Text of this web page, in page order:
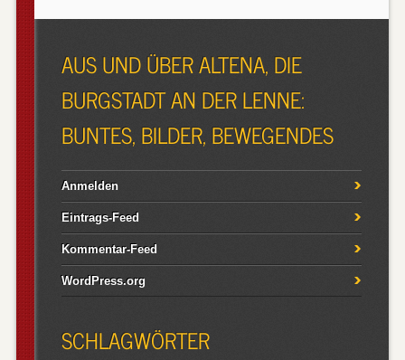
AUS UND ÜBER ALTENA, DIE
BURGSTADT AN DER LENNE:
BUNTES, BILDER, BEWEGENDES
Anmelden
Eintrags-Feed
Kommentar-Feed
WordPress.org
SCHLAGWÖRTER